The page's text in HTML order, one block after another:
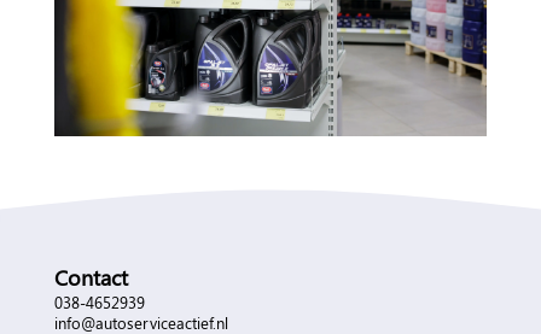
Contact
038-4652939
info@autoserviceactief.nl